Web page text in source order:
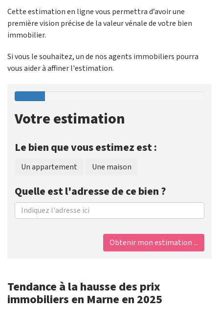
Cette estimation en ligne vous permettra d’avoir une
première vision précise de la valeur vénale de votre bien
immobilier.
Si vous le souhaitez, un de nos agents immobiliers pourra
vous aider à affiner l'estimation.
Votre estimation
Le bien que vous estimez est :
Un appartement Une maison
Quelle est l'adresse de ce bien ?
Obtenir mon estimation ...
Tendance à la hausse des prix
immobiliers en Marne en 2025